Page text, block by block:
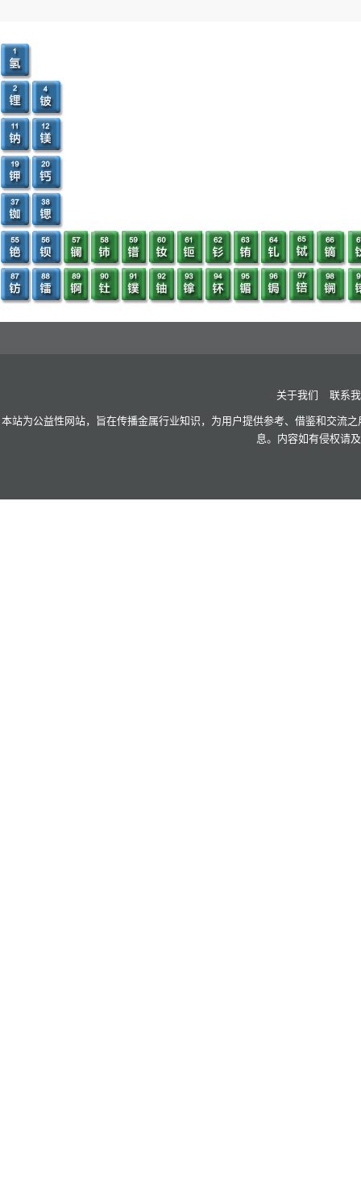
关于我们 联系
本站为公益性网站，旨在传播金属行业知识，为用户提供参考、借鉴和交流
息。内容如有侵权请